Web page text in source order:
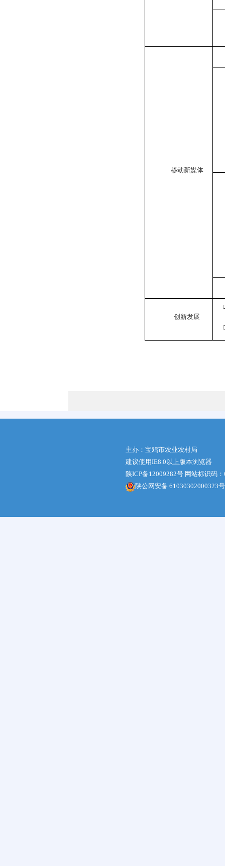
移动新媒体
创新发展
主办：宝鸡市农业农村局
建议使用IE8.0以上版本浏览器
陕ICP备12009282号 网站标识码
陕公网安备 61030302000323号